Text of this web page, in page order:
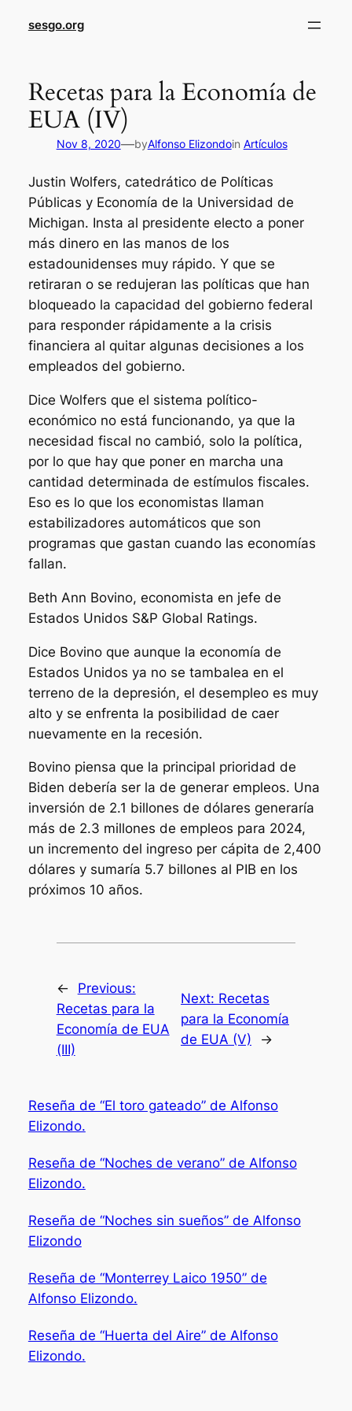
sesgo.org
Recetas para la Economía de
EUA (IV)
Nov 8, 2020—byAlfonso Elizondoin Artículos
Justin Wolfers, catedrático de Políticas
Públicas y Economía de la Universidad de
Michigan. Insta al presidente electo a poner
más dinero en las manos de los
estadounidenses muy rápido. Y que se
retiraran o se redujeran las políticas que han
bloqueado la capacidad del gobierno federal
para responder rápidamente a la crisis
financiera al quitar algunas decisiones a los
empleados del gobierno.
Dice Wolfers que el sistema político-
económico no está funcionando, ya que la
necesidad fiscal no cambió, solo la política,
por lo que hay que poner en marcha una
cantidad determinada de estímulos fiscales.
Eso es lo que los economistas llaman
estabilizadores automáticos que son
programas que gastan cuando las economías
fallan.
Beth Ann Bovino, economista en jefe de
Estados Unidos S&P Global Ratings.
Dice Bovino que aunque la economía de
Estados Unidos ya no se tambalea en el
terreno de la depresión, el desempleo es muy
alto y se enfrenta la posibilidad de caer
nuevamente en la recesión.
Bovino piensa que la principal prioridad de
Biden debería ser la de generar empleos. Una
inversión de 2.1 billones de dólares generaría
más de 2.3 millones de empleos para 2024,
un incremento del ingreso per cápita de 2,400
dólares y sumaría 5.7 billones al PIB en los
próximos 10 años.
←
Previous:
Recetas para la
Economía de EUA
(III)
Next: Recetas
para la Economía
de EUA (V)
→
Reseña de “El toro gateado” de Alfonso
Elizondo.
Reseña de “Noches de verano” de Alfonso
Elizondo.
Reseña de “Noches sin sueños” de Alfonso
Elizondo
Reseña de “Monterrey Laico 1950” de
Alfonso Elizondo.
Reseña de “Huerta del Aire” de Alfonso
Elizondo.